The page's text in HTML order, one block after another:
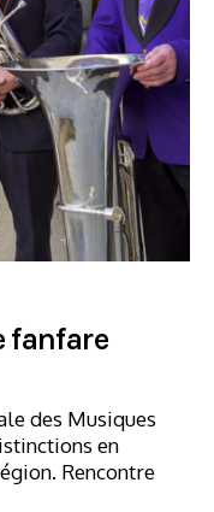
fanfare
des Musiques
en
Rencontre